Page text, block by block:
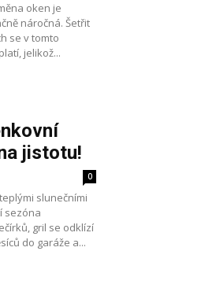
oken je
náročná. Šetřit
se v tomto
jelikož...
jistotu!
0
slunečními
sezóna
gril se odklízí
do garáže a...